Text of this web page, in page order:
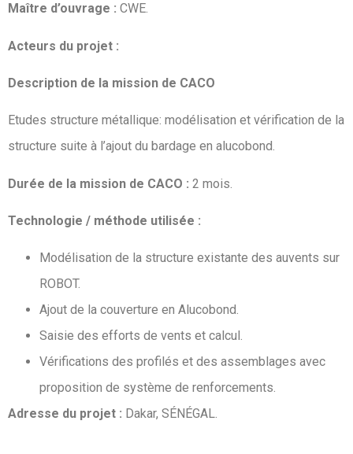
Maître d’ouvrage : CWE.
Acteurs du projet :
Description de la mission de CACO
Etudes structure métallique: modélisation et vérification de la
structure suite à l’ajout du bardage en alucobond.
Durée de la mission de CACO : 2 mois.
Technologie / méthode utilisée :
Modélisation de la structure existante des auvents sur
ROBOT.
Ajout de la couverture en Alucobond.
Saisie des efforts de vents et calcul.
Vérifications des profilés et des assemblages avec
proposition de système de renforcements.
Adresse du projet : Dakar, SÉNÉGAL.